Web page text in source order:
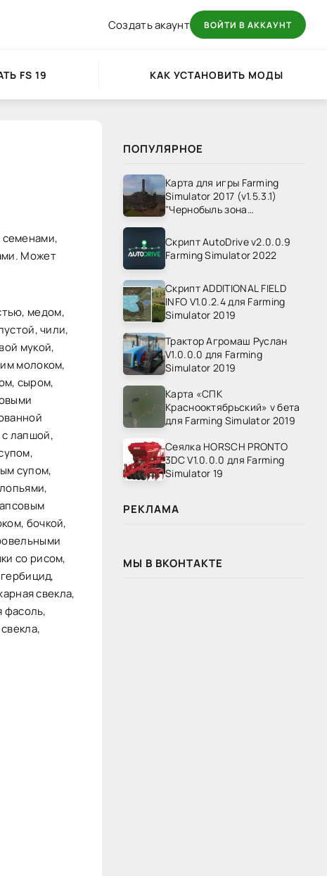
Создать акаунт ВОЙТИ В АККАУНТ
FS 19 КАК УСТАНОВИТЬ МОДЫ
Может
медом,
чили,
мукой,
молоком,
сыром,
лапшой,
супом,
бочкой,
со рисом,
свекла,
фасоль,
ПОПУЛЯРНОЕ
Карта для игры Farming
Simulator 2017 (v1.5.3.1)
"Чернобыль зона
Скрипт AutoDrive v2.0.0.9
Farming Simulator 2022
Скрипт ADDITIONAL FIELD
INFO V1.0.2.4 для Farming
Simulator 2019
Трактор Агромаш Руслан
V1.0.0.0 для Farming
Simulator 2019
Карта «СПК
Краснооктябрьский» v бета
для Farming Simulator 2019
Сеялка HORSCH PRONTO
3DC V1.0.0.0 для Farming
Simulator 19
РЕКЛАМА
МЫ В ВКОНТАКТЕ